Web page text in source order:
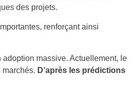
des projets.
renforçant ainsi
adoption massive. Actuellement, le
D’après les prédictions